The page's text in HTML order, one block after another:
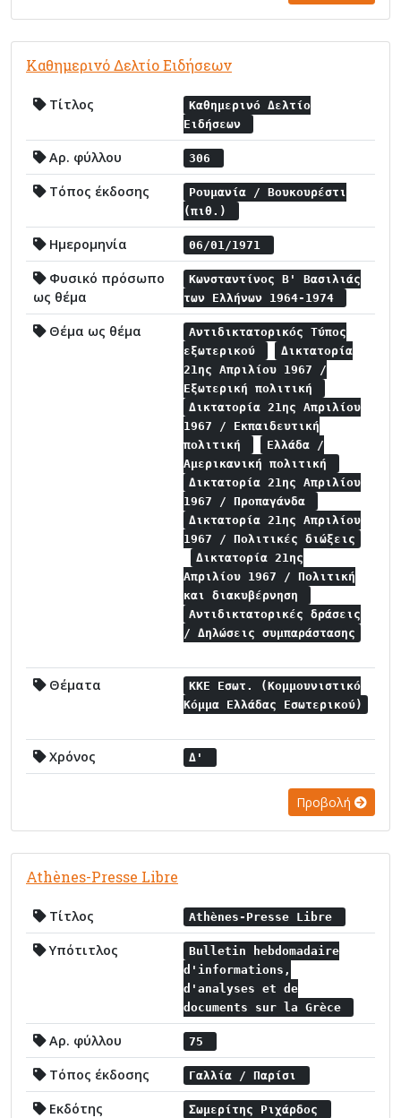
Καθημερινό Δελτίο Ειδήσεων
Τίτλος
Καθημερινό Δελτίο
Ειδήσεων
Αρ. φύλλου 306
Τόπος έκδοσης
Ρουμανία / Βουκουρέστι
(πιθ.)
Ημερομηνία 06/01/1971
Φυσικό πρόσωπο
ως θέμα
Κωνσταντίνος Β' Βασιλιάς
των Ελλήνων 1964-1974
Θέμα ως θέμα
Αντιδικτατορικός Τύπος
εξωτερικού
Δικτατορία
21ης Απριλίου 1967 /
Εξωτερική πολιτική
Δικτατορία 21ης Απριλίου
1967 / Εκπαιδευτική
πολιτική
Ελλάδα /
Αμερικανική πολιτική
Δικτατορία 21ης Απριλίου
1967 / Προπαγάνδα
Δικτατορία 21ης Απριλίου
1967 / Πολιτικές διώξεις
Δικτατορία 21ης
Απριλίου 1967 / Πολιτική
και διακυβέρνηση
Αντιδικτατορικές δράσεις
/ Δηλώσεις συμπαράστασης
Θέματα
ΚΚΕ Εσωτ. (Κομμουνιστικό
Κόμμα Ελλάδας Εσωτερικού)
Χρόνος Δ'
Προβολή
Athènes-Presse Libre
Τίτλος Athènes-Presse Libre
Υπότιτλος
Bulletin hebdomadaire
d'informations,
d'analyses et de
documents sur la Grèce
Αρ. φύλλου 75
Τόπος έκδοσης Γαλλία / Παρίσι
Εκδότης Σωμερίτης Ριχάρδος